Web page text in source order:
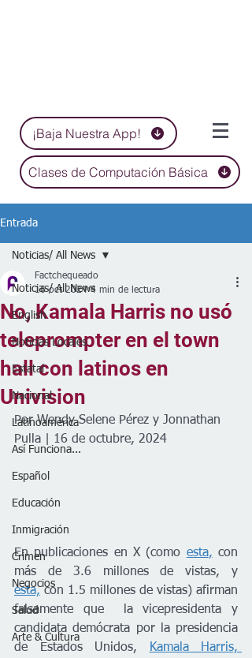
¡Baja Nuestra App!
Clases de Computación Básica
Entrada
Noticias/ All News
English
Noticias Locales
Estatal
Nacional
Latinoamérica
Así Funciona...
Español
Educación
Inmigración
Crimen
Negocios
Salud
Arte & Cultura
Noticias/ All News
No, Kamala Harris no usó
teleprompter en el town
hall con latinos en
Univision
Factchequeado
16 oct 2024 4 min de lectura
Por Wendy Selene Pérez y Jonnathan
Pulla | 16 de octubre, 2024
En publicaciones en X (como esta, con
esta, con 1.5 millones de vistas) afirman
falsamente que  la vicepresidenta y
candidata demócrata por la presidencia
de Estados Unidos,